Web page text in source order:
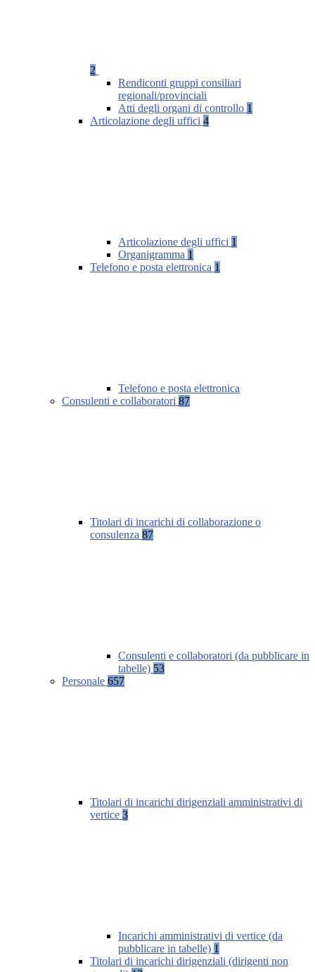
2
Rendiconti gruppi consiliari
regionali/provinciali
Atti degli organi di controllo 1
Articolazione degli uffici 4
Articolazione degli uffici 1
Organigramma 1
Telefono e posta elettronica 1
Telefono e posta elettronica
Consulenti e collaboratori 87
Titolari di incarichi di collaborazione o
consulenza 87
Consulenti e collaboratori (da pubblicare in
tabelle) 53
Personale 657
Titolari di incarichi dirigenziali amministrativi di
vertice 3
Incarichi amministrativi di vertice (da
pubblicare in tabelle) 1
Titolari di incarichi dirigenziali (dirigenti non